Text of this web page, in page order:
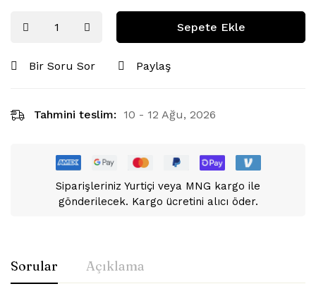
Sepete Ekle
Bir Soru Sor Paylaş
Tahmini teslim: 10 - 12 Ağu, 2026
Siparişleriniz Yurtiçi veya MNG kargo ile
gönderilecek. Kargo ücretini alıcı öder.
Sorular Açıklama